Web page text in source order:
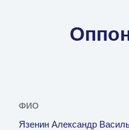
ФИО
Язенин Александр